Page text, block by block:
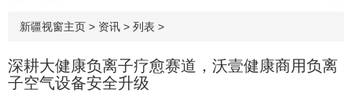
新疆视窗主页 > 资讯 > 列表 >
深耕大健康负离子疗愈赛道，沃壹健康商用负离
子空气设备安全升级